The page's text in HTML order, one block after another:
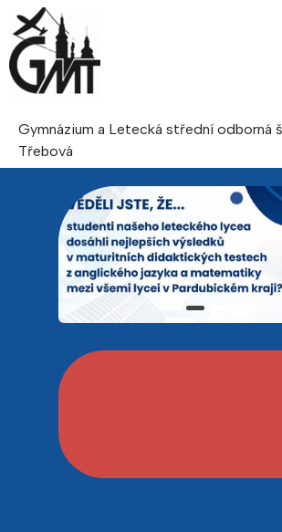
Gymnázium a Letecká střední odborná
Třebová